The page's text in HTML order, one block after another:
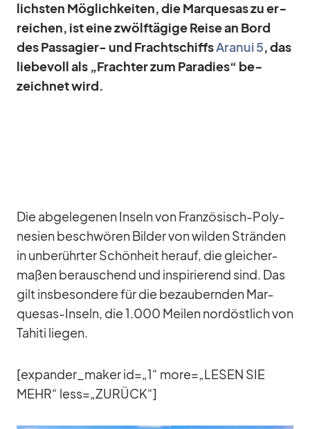
lichs­ten Mög­lich­kei­ten, die Mar­que­sas zu er­
rei­chen, ist eine zwölf­tä­gige Reise an Bord
des Pas­sa­gier- und Fracht­schiffsAra­nui 5, das
lie­be­voll als „Frach­ter zum Pa­ra­dies“ be­
zeich­net wird.
Die ab­ge­le­ge­nen In­seln von Fran­zö­sisch-Po­ly­
ne­sien be­schwö­ren Bil­der von wil­den Strän­den
in un­be­rühr­ter Schön­heit her­auf, die glei­cher­
ma­ßen be­rau­schend und in­spi­rie­rend sind. Das
gilt ins­be­son­dere für die be­zau­bern­den Mar­
que­sas-In­seln, die 1.000 Mei­len nord­öst­lich von
Ta­hiti lie­gen.
[expander_​maker id=„1“ more=„LESEN SIE
MEHR“ less=„ZURÜCK“]